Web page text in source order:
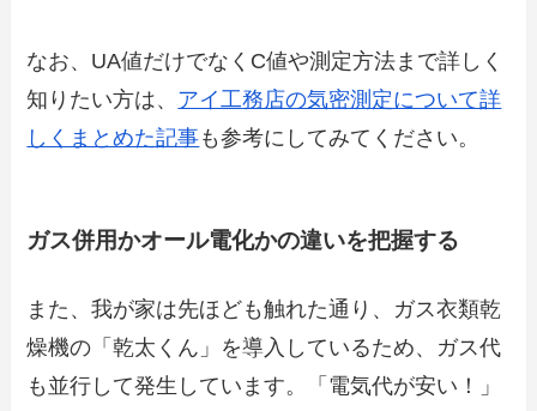
なお、UA値だけでなくC値や測定方法まで詳しく
知りたい方は、 アイ工務店の気密測定について詳
しくまとめた記事も参考にしてみてください。
ガス併用かオール電化かの違いを把握する
また、我が家は先ほども触れた通り、ガス衣類乾
燥機の「乾太くん」を導入しているため、ガス代
も並行して発生しています。「電気代が安い！」